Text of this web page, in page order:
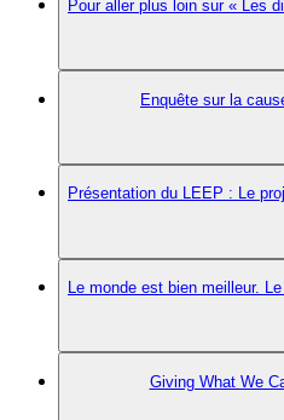
Pour aller plus loin sur « Les
Enquête sur la
Présentation du LEEP : Le
Le monde est bien meilleur.
Giving What We